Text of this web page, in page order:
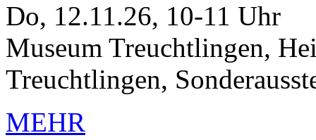
Do, 12.11.26, 10-11 Uhr
Museum Treuchtlingen,
Treuchtlingen,
MEHR